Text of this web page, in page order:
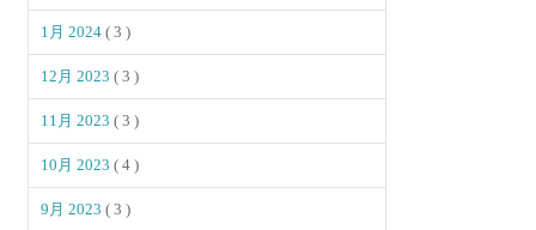
1月 2024( 3 )
12月 2023( 3 )
11月 2023( 3 )
10月 2023( 4 )
9月 2023( 3 )